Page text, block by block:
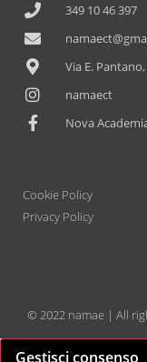
349 10 46 397
Via E.
namaect
Nova
Cookie Policy
Privacy Policy
© 2022 namae | All
Gestisci consenso